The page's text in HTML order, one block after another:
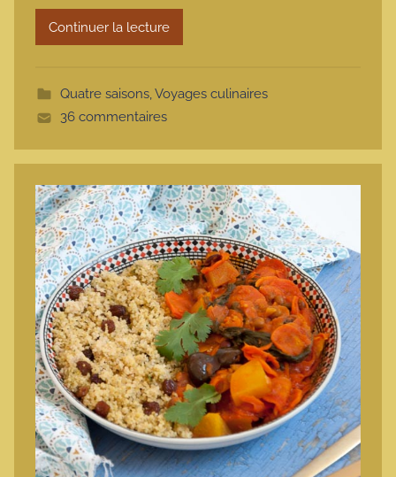
r
m
t
e
Continuer la lecture
Quatre saisons,Voyages culinaires
36 commentaires